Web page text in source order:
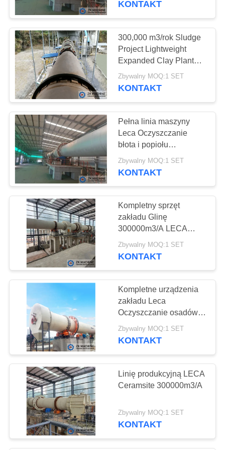
Sprzęt do zbierania
pyłu
57
Przemysłowa
suszarka obrotowa
Maszyna do
kruszenia kamienia
Wibracyjna
maszyna do
przesiewania
KONTAKT
300,000 m3/rok Sludge
Project Lightweight
Expanded Clay Plant
LECA Production Line
(Linka produkcyjna
Zbywalny MOQ:1 SET
KONTAKT
Pełna linia maszyny
Leca Oczyszczanie
błota i popiołu
300000m3/A Linia
produkcyjna Ceramsite
Zbywalny MOQ:1 SET
KONTAKT
Kompletny sprzęt
zakładu Glinę
300000m3/A LECA
Linia produkcyjna
Ceramsite
Zbywalny MOQ:1 SET
KONTAKT
Kompletne urządzenia
zakładu Leca
Oczyszczanie osadów
300000m3/A Linia
produkcyjna Ceramsite
Zbywalny MOQ:1 SET
KONTAKT
Linię produkcyjną LECA
Ceramsite 300000m3/A
Zbywalny MOQ:1 SET
KONTAKT